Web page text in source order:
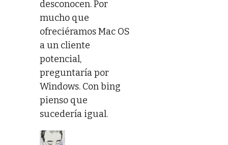
desconocen. Por
mucho que
ofreciéramos Mac OS
a un cliente
potencial,
preguntaría por
Windows. Con bing
pienso que
sucedería igual.